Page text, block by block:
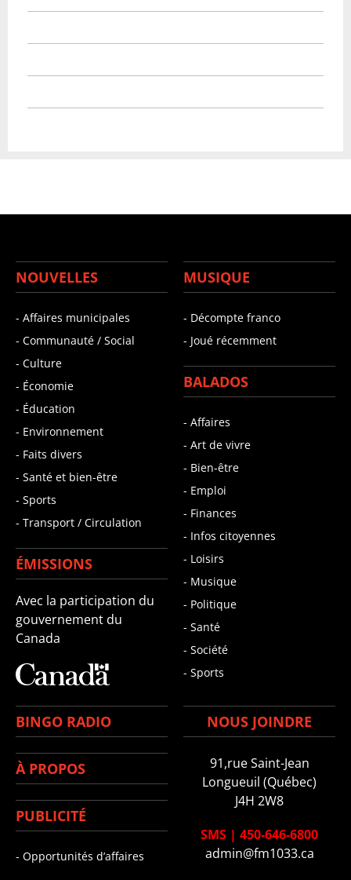
NOUVELLES
- Affaires municipales
- Communauté / Social
- Culture
- Économie
- Éducation
- Environnement
- Faits divers
- Santé et bien-être
- Sports
- Transport / Circulation
ÉMISSIONS
Avec la participation du
gouvernement du
Canada
MUSIQUE
- Décompte franco
- Joué récemment
BALADOS
- Affaires
- Art de vivre
- Bien-être
- Emploi
- Finances
- Infos citoyennes
- Loisirs
- Musique
- Politique
- Santé
- Société
- Sports
BINGO RADIO
À PROPOS
PUBLICITÉ
- Opportunités d’affaires
NOUS JOINDRE
91,rue Saint-Jean
Longueuil (Québec)
J4H 2W8
SMS | 450-646-6800
admin@fm1033.ca